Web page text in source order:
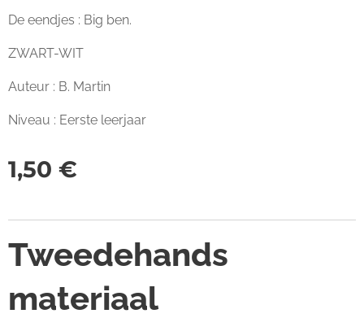
De eendjes : Big ben.
ZWART-WIT
Auteur : B. Martin
Niveau : Eerste leerjaar
1,50 €
Tweedehands
materiaal